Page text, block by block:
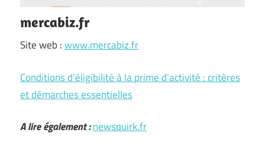
mercabiz.fr
Site web :www.mercabiz.fr
Conditions d’éligibilité à la prime d’activité : critères
et démarches essentielles
A lire également :newsquirk.fr